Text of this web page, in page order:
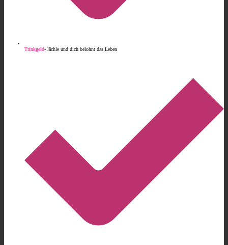
Trinkgeld- lächle und dich belohnt das Leben